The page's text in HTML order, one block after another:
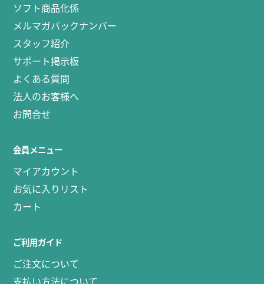
ソフト商品化係
メルマガバックナンバー
スタッフ紹介
サポート掲示板
よくある質問
法人のお客様へ
お問合せ
会員メニュー
マイアカウント
お気に入りリスト
カート
ご利用ガイド
ご注文について
支払い方法について